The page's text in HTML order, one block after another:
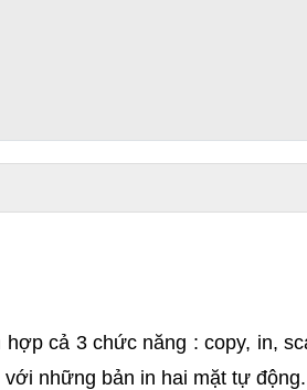
cả 3 chức năng : copy, in,
những bản in hai mặt tự động.